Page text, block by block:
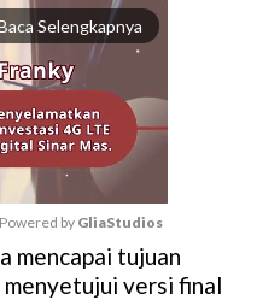
Selengkapnya
M
u
Powered by GliaStudios
mencapai tujuan
menyetujui versi final